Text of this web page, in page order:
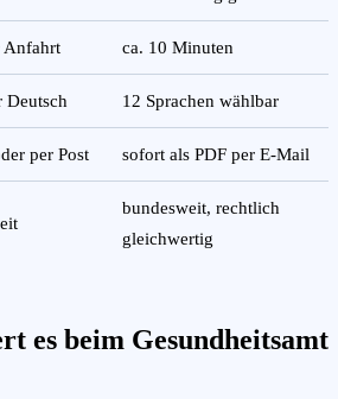
Anfahrt ca. 10 Minuten
Deutsch 12 Sprachen wählbar
per Post sofort als PDF per E-Mail
bundesweit, rechtlich
gleichwertig
es beim Gesundheitsamt